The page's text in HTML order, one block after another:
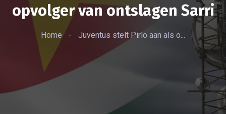
opvolger van ontslagen Sarri
Home - Juventus stelt Pirlo aan als o...